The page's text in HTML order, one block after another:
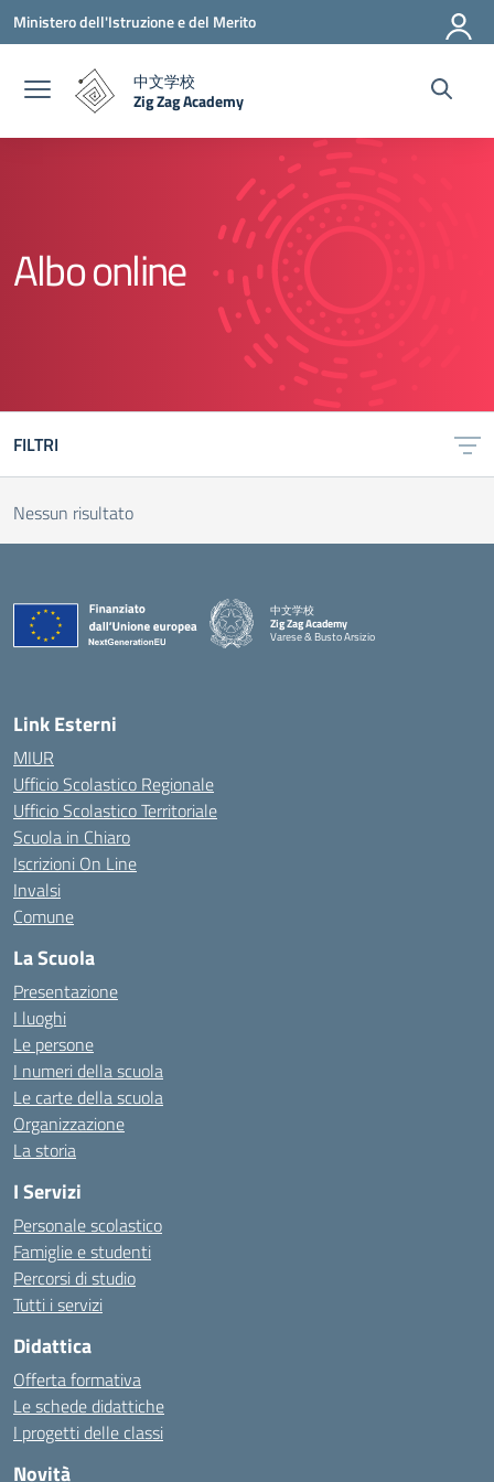
Vai ai contenuti
Vai al menu di navigazione
Vai al footer
Ministero dell'Istruzione e del Merito
中文学校
Zig Zag Academy
— Visita la pagina iniziale della scuola
Albo online
FILTRI
Nessun risultato
中文学校
Zig Zag Academy
Varese & Busto Arsizio
Link Esterni
MIUR
Ufficio Scolastico Regionale
Ufficio Scolastico Territoriale
Scuola in Chiaro
Iscrizioni On Line
Invalsi
Comune
La Scuola
Presentazione
I luoghi
Le persone
I numeri della scuola
Le carte della scuola
Organizzazione
La storia
I Servizi
Personale scolastico
Famiglie e studenti
Percorsi di studio
Tutti i servizi
Didattica
Offerta formativa
Le schede didattiche
I progetti delle classi
Novità